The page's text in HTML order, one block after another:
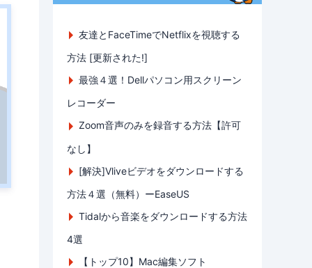
友達とFaceTimeでNetflixを視聴する
方法 [更新された!]
最強４選！Dellパソコン用スクリーン
レコーダー
Zoom音声のみを録音する方法【許可
なし】
[解決]Vliveビデオをダウンロードする
方法４選（無料）ーEaseUS
Tidalから音楽をダウンロードする方法
4選
【トップ10】Mac編集ソフト